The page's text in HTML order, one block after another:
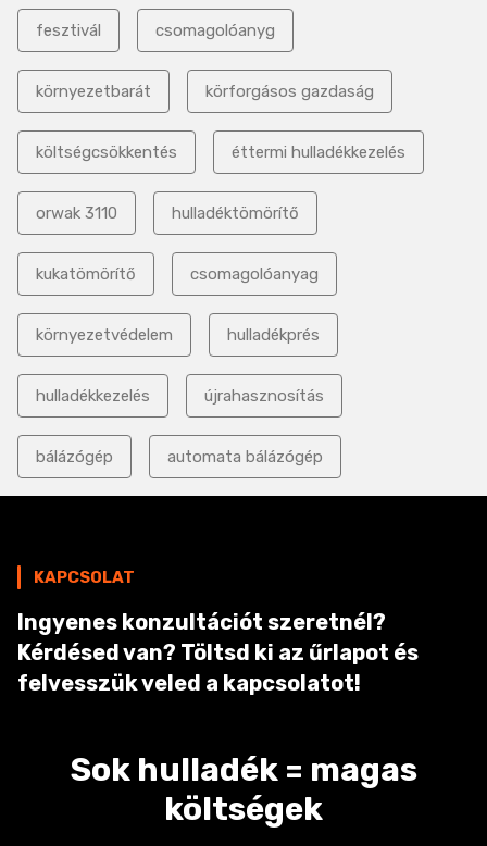
fesztivál csomagolóanyg
környezetbarát körforgásos gazdaság
költségcsökkentés éttermi hulladékkezelés
orwak 3110 hulladéktömörítő
kukatömörítő csomagolóanyag
környezetvédelem hulladékprés
hulladékkezelés újrahasznosítás
bálázógép automata bálázógép
KAPCSOLAT
Ingyenes konzultációt szeretnél?
Kérdésed van? Töltsd ki az űrlapot és
felvesszük veled a kapcsolatot!
Sok hulladék = magas
költségek